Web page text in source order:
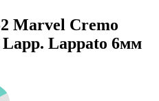
Marvel Cremo
Lapp. Lappato 6мм